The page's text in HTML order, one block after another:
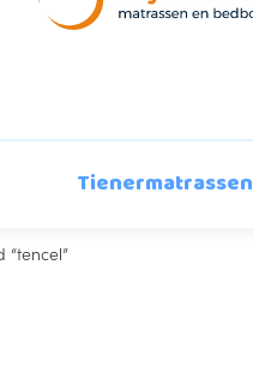
Tienermatrassen